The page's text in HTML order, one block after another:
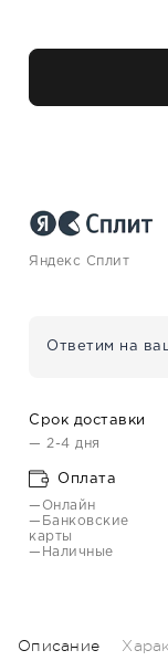
Яндекс Сплит
Ответим на
Срок доставки
— 2-4 дня
Оплата
—Онлайн
—Банковские
карты
—Наличные
Описание